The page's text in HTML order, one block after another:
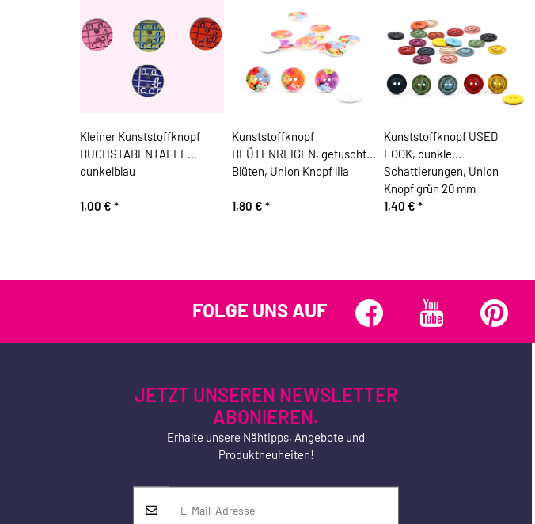
Kleiner Kunststoffknopf
BUCHSTABENTAFEL
dunkelblau
1,00 € *
Kunststoffknopf
BLÜTENREIGEN, getuschte
Blüten, Union Knopf lila
1,80 € *
Kunststoffknopf USED
LOOK, dunkle
Schattierungen, Union
Knopf grün 20 mm
1,40 € *
FOLGE UNS AUF
JETZT UNSEREN NEWSLETTER
ABONIEREN.
Erhalte unsere Nähtipps, Angebote und
Produktneuheiten!